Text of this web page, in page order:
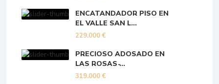
ENCATANDADOR PISO EN
EL VALLE SAN L...
229.000 €
PRECIOSO ADOSADO EN
LAS ROSAS ̵...
319.000 €